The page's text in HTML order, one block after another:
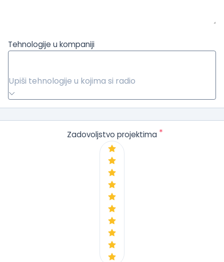
Tehnologije u kompaniji
Upiši tehnologije u kojima si radio
Zadovoljstvo projektima *